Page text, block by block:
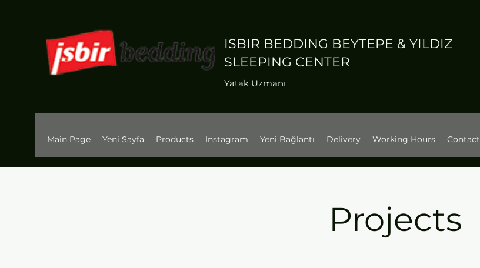
ISBIR BEDDING BEYTEPE & YILDIZ
SLEEPING CENTER
Yatak Uzmanı
Main Page Yeni Sayfa Products Instagram Yeni Bağlantı Delivery Working Hours Contact
Projects